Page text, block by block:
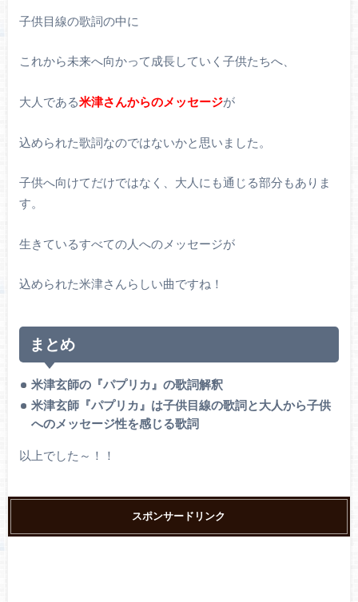
子供目線の歌詞の中に
これから未来へ向かって成長していく子供たちへ、
大人である米津さんからのメッセージが
込められた歌詞なのではないかと思いました。
子供へ向けてだけではなく、大人にも通じる部分もありま
す。
生きているすべての人へのメッセージが
込められた米津さんらしい曲ですね！
まとめ
米津玄師の『パプリカ』の歌詞解釈
米津玄師『パプリカ』は子供目線の歌詞と大人から子供
へのメッセージ性を感じる歌詞
以上でした～！！
スポンサードリンク